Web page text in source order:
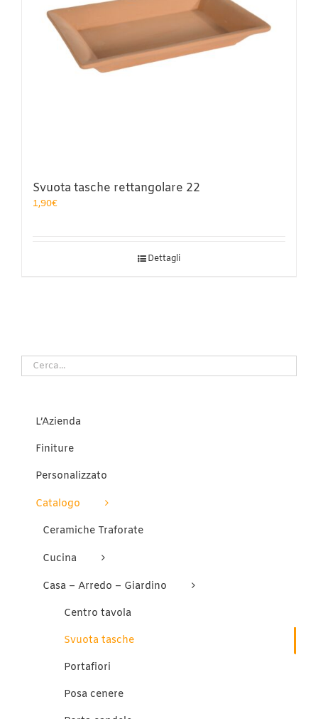
Svuota tasche rettangolare 22
1,90€
Dettagli
L’Azienda
Finiture
Personalizzato
Catalogo
Ceramiche Traforate
Cucina
Casa – Arredo – Giardino
Centro tavola
Svuota tasche
Portafiori
Posa cenere